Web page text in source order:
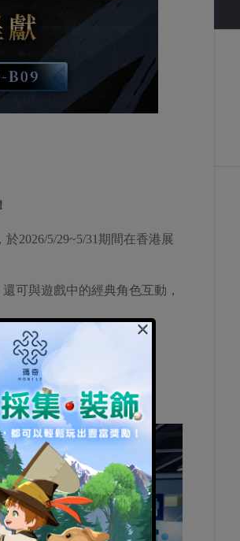
2026/5/29~5/31期間在香港展
可與遊戲中的經典角色互動，
×